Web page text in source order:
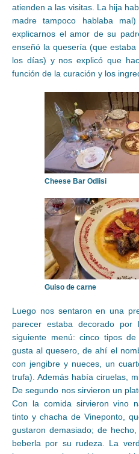
atienden a las visitas. La hija
madre tampoco hablaba
explicarnos el amor de su
enseñó la quesería (que
los días) y nos explicó que
función de la curación y los
Cheese Bar Odlisi
Guiso de carne
Luego nos sentaron en una
parecer estaba decorado
siguiente menú: cinco tipos
gusta al quesero, de ahí el
con jengibre y nueces, un
trufa). Además había ciruelas,
De segundo nos sirvieron un
Con la comida sirvieron vino
tinto y chacha de Vineponto,
gustaron demasiado; de
beberla por su rudeza. La